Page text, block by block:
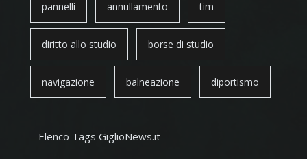
pannelli annullamento tim
diritto allo studio borse di studio
navigazione balneazione diportismo
Elenco Tags GiglioNews.it